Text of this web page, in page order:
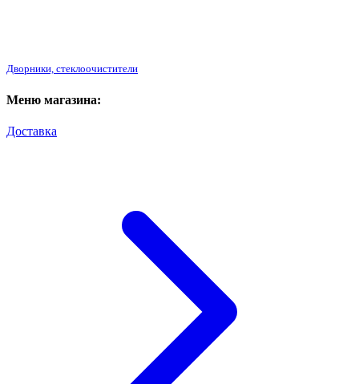
Дворники, стеклоочистители
Меню магазина:
Доставка